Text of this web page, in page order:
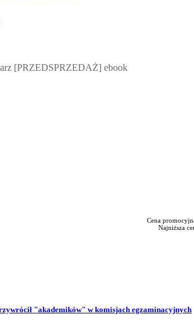
[PRZEDSPRZEDAŻ] ebook
Cena
Najniższa
"akademików" w komisjach egzaminacyjnych